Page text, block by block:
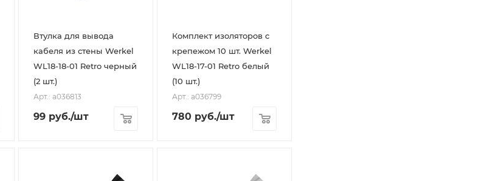
Втулка для вывода
кабеля из стены Werkel
WL18-18-01 Retro черный
(2 шт.)
Арт.: a036813
99 руб./шт
Комплект изоляторов с
крепежом 10 шт. Werkel
WL18-17-01 Retro белый
(10 шт.)
Арт.: a036799
780 руб./шт